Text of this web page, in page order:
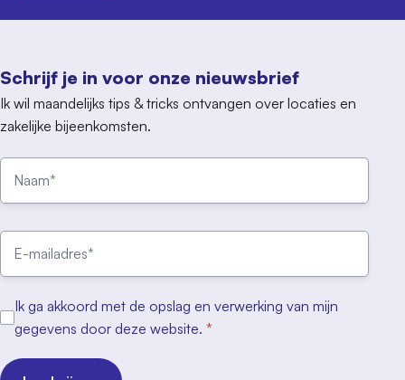
Schrijf je in voor onze nieuwsbrief
Ik wil maandelijks tips & tricks ontvangen over locaties en
zakelijke bijeenkomsten.
Ik ga akkoord met de opslag en verwerking van mijn
gegevens door deze website. *